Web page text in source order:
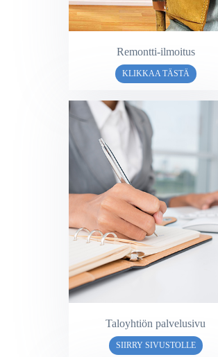
Remontti-ilmoitus
KLIKKAA TÄSTÄ
Taloyhtiön palvelusivu
SIIRRY SIVUSTOLLE